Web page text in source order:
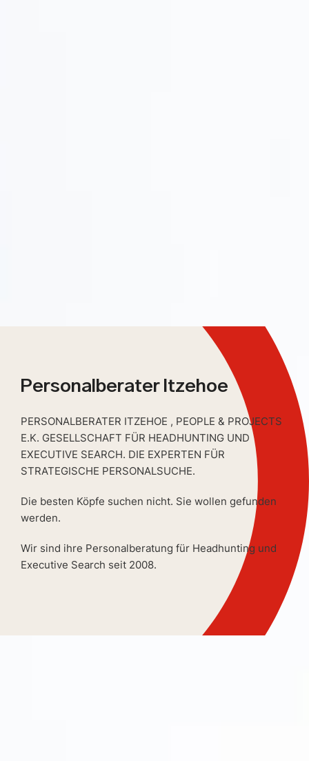
Personalberater Itzehoe
PERSONALBERATER ITZEHOE , PEOPLE & PROJECTS
E.K. GESELLSCHAFT FÜR HEADHUNTING UND
EXECUTIVE SEARCH. DIE EXPERTEN FÜR
STRATEGISCHE PERSONALSUCHE.
Die besten Köpfe suchen nicht. Sie wollen gefunden
werden.
Wir sind ihre Personalberatung für Headhunting und
Executive Search seit 2008.